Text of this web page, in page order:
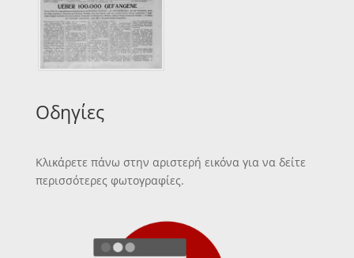
Οδηγίες
Κλικάρετε πάνω στην αριστερή εικόνα για να δείτε
περισσότερες φωτογραφίες.